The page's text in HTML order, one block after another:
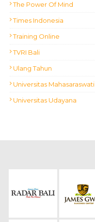
The Power Of Mind
Times Indonesia
Training Online
TVRI Bali
Ulang Tahun
Universitas Mahasaraswati
Universitas Udayana